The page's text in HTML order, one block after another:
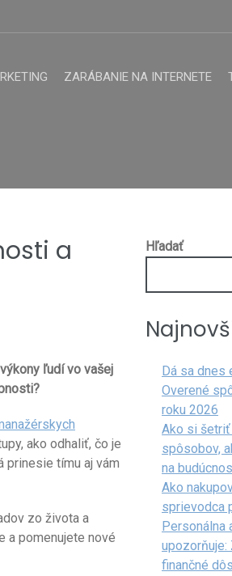
ZARÁBANIE NA INTERNETE
a
ľudí vo vašej
ako odhaliť, čo je
prinesie tímu aj vám
zo života a
a pomenujete nové
Hľadať
Dá sa dnes
Overené
roku 2026
Ako si šetriť
spôsobov,
na
Ako
sprievodca
Personálna
upozorňuje:
finančné